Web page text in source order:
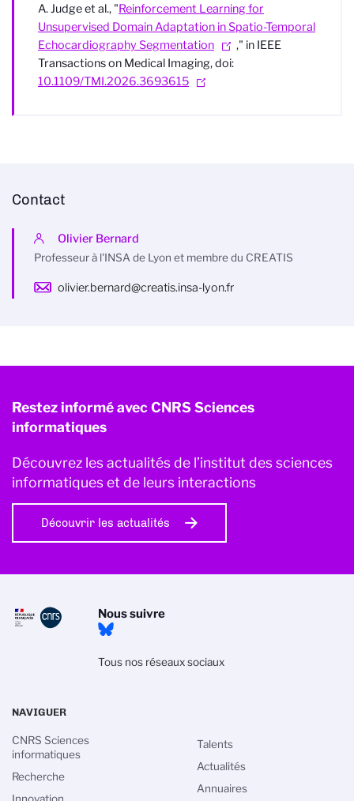
A. Judge et al., "Reinforcement Learning for
Unsupervised Domain Adaptation in Spatio-Temporal
Echocardiography Segmentation
," in IEEE
Transactions on Medical Imaging, doi:
10.1109/TMI.2026.3693615
Contact
Olivier Bernard
Professeur à l'INSA de Lyon et membre du CREATIS
olivier.bernard@creatis.insa-lyon.fr
Restez informé avec CNRS Sciences
informatiques
Découvrez les actualités de l’institut des sciences
informatiques et de leurs interactions
Découvrir les actualités
Nous suivre
Tous nos réseaux sociaux
NAVIGUER
CNRS Sciences
informatiques
Recherche
Innovation
Talents
Actualités
Annuaires